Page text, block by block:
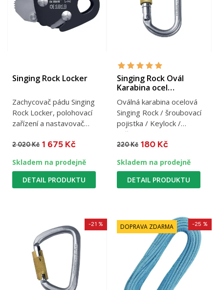
Singing Rock Locker
Zachycovač pádu Singing
Rock Locker, polohovací
zařízení a nastavovač
2 020 Kč 1 675 Kč
Skladem na prodejně
DETAIL PRODUKTU
Singing Rock Ovál
Karabina ocel
šroubovací
Oválná karabina ocelová
Singing Rock / šroubovací
pojistka / Keylock /
světlost 18 mm / 30 kN /...
220 Kč 180 Kč
Skladem na prodejně
DETAIL PRODUKTU
-21 % DOPRAVA ZDARMA -25 %